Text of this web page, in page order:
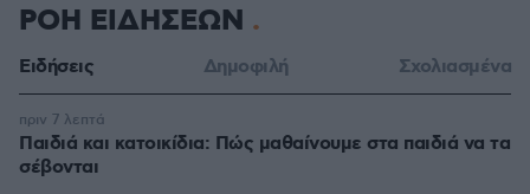
ΡΟΗ ΕΙΔΗΣΕΩΝ
Ειδήσεις Δημοφιλή Σχολιασμένα
Παιδιά και κατοικίδια: Πώς μαθαίνουμε στα παιδιά να τα
σέβονται
πριν 7 λεπτά